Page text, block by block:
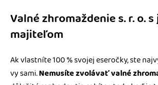
Valné zhromaždenie s. r. o.
majiteľom
Ak vlastníte 100 % svojej eseročky, ste
vy sami.Nemusíte zvolávať valné